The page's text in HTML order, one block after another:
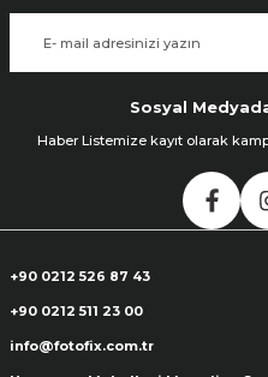
Sosyal
Haber Listemize kayıt olarak
+90 0212 526 87 43
+90 0212 511 23 00
info@fotofix.com.tr